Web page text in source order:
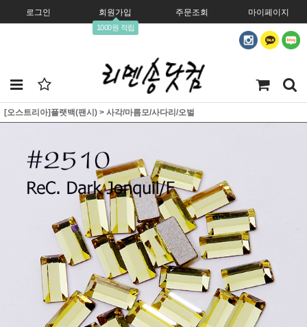
로그인 회원가입
1000원 적립
주문조회 마이페이지
[오스트리아]플랫백(팬시) > 사각/마름모/사다리/오벌